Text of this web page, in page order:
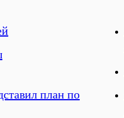
план по